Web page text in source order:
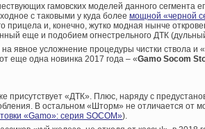
гамовских моделей данного сегмента
с таковыми у куда более мощной «черной
прицела и, конечно, жутко модная нынче
еще и подобием огнестрельного ДТК
явное усложнение процедуры чистки ствола и
еще одна новинка 2017 года – «Gamo Socom
присутствует «ДТК». Плюс, наряду с
В остальном «Шторм» не отличается от
«Gamo»: серия SOCOM»).